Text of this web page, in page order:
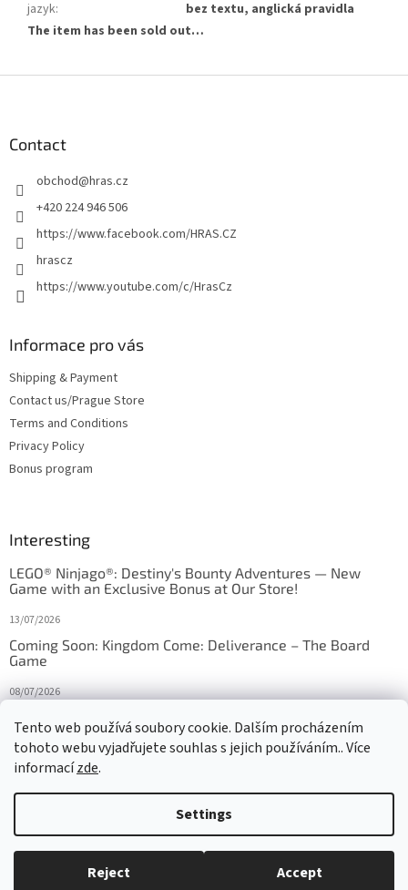
Tento web používá soubory cookie. Dalším procházením
tohoto webu vyjadřujete souhlas s jejich používáním.. Více
informacízde.
Settings
Reject Accept
jazyk:
bez textu, anglická pravidla
The item has been sold out…
Contact
obchod@hras.cz
+420 224 946 506
https://www.facebook.com/HRAS.CZ
hrascz
https://www.youtube.com/c/HrasCz
Informace pro vás
Shipping & Payment
Contact us/Prague Store
Terms and Conditions
Privacy Policy
Bonus program
Interesting
LEGO® Ninjago®: Destiny's Bounty Adventures — New
Game with an Exclusive Bonus at Our Store!
13/07/2026
Coming Soon: Kingdom Come: Deliverance – The Board
Game
08/07/2026
27/10/2025
Created by Shoptet
Copyright 2026HRAS Edit cookie settings